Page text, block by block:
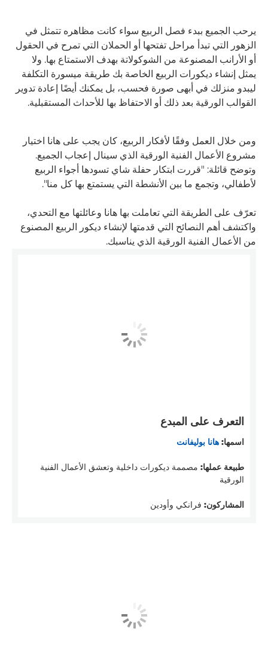
يرحب الجميع ببدء فصل الربيع سواء كانت مظاهره تتمثل في
الزهور التي تبدأ مراحل تفتحها أو الحملان التي تمرح في الحقول
أو الأرانب المصنوعة من الشوكولاتة بهدف الاستمتاع بها. ولا
يمثل إنشاء ديكورات الربيع الخاصة بك طريقة ميسورة التكلفة
ليبدو منزلك في أبهى صورة فحسب، بل يمكنك أيضًا إعادة تدوير
القوالب الورقية بعد ذلك أو الاحتفاظ بها للأحداث المستقبلية.
ومن خلال العمل وفقًا لأفكار الربيع، كان يجب على هانا اختيار
مشروع الأعمال الفنية الورقية الذي سينال إعجاب الجميع.
وتوضح قائلة: "قررت ابتكار حفلة شاي تسودها أجواء الربيع
لأطفالي، وتجمع ما بين الأنشطة التي يستمتع بها كل منا".
تعرّف على الطريقة التي تعاملت بها هانا وعائلتها مع التحدي،
واكتشف أهم النصائح التي قدمتها لإنشاء ديكور الربيع المصنوع
من الأعمال الفنية الورقية الذي يناسبك.
التعرف على المبدع
اسمها: هانا بوليفانت
طبيعة عملها: مصممة ديكورات داخلية وتعشق الأعمال الفنية
الورقية
المشاركون: فرانكي وأودين